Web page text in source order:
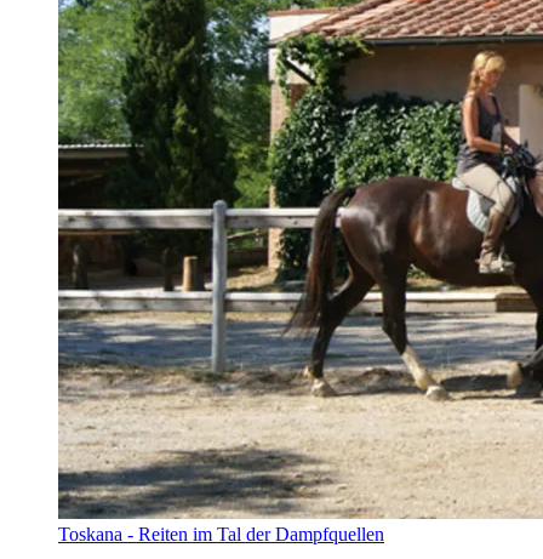
Toskana - Reiten im Tal der Dampfquellen